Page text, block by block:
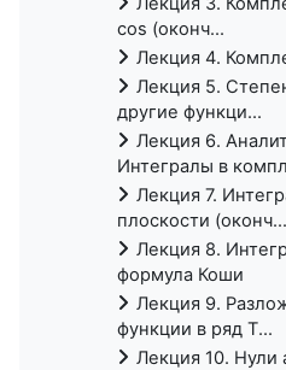
cos (оконч...
Лекция 4.
Лекция 5.
другие функци...
Лекция 6.
Интегралы в
Лекция 7.
плоскости (оконч...
Лекция 8.
формула Коши
Лекция 9.
функции в ряд Т...
Лекция 10. Нули